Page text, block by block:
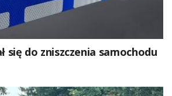
się do zniszczenia samochodu